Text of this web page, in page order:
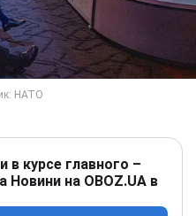
в курсе главного –
Новини на OBOZ.UA в